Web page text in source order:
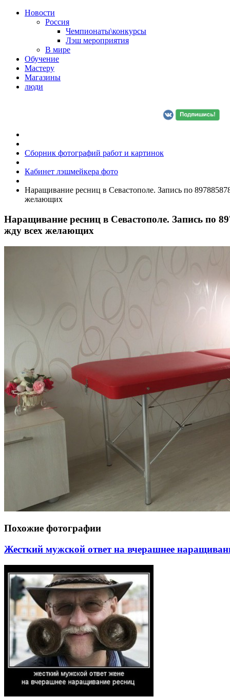
Новости
Россия
Чемпионаты\конкурсы
Лэш мероприятия
В мире
Обучение
Мастеру
Магазины
люди
Сборник фотографий работ и картинок
Кабинет лэшмейкера фото
Наращивание ресниц в Севастополе. Запись по
желающих
Наращивание ресниц в Севастополе. Запись по
жду всех желающих
Похожие фотографии
Жесткий мужской ответ на вчерашнее